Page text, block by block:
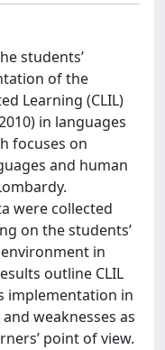
students’
of the
Learning (CLIL)
in languages
focuses on
and human
were collected
on the students’
in
outline CLIL
implementation in
weaknesses as
point of view.